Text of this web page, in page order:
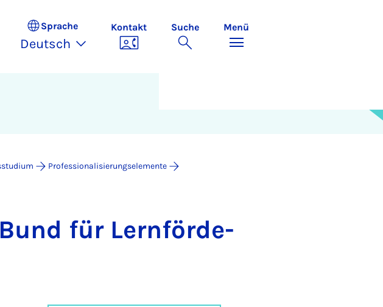
Sprache
Deutsch
Kontakt Suche Menü
Professionalisierungselemente
für Lern­för­de­